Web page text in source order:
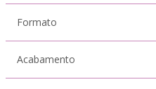
Formato
Acabamento